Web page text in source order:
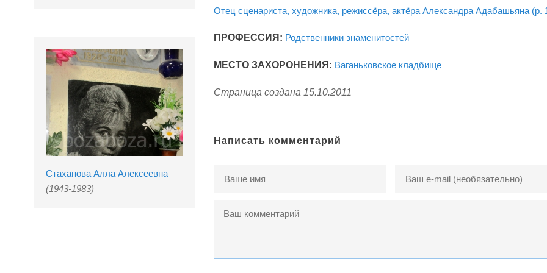
Стаханова Алла Алексеевна
(1943-1983)
Отец сценариста, художника, режиссёра, актёра Александра Адабашьяна (р.
ПРОФЕССИЯ: Родственники знаменитостей
МЕСТО ЗАХОРОНЕНИЯ: Ваганьковское кладбище
Страница создана 15.10.2011
Написать комментарий